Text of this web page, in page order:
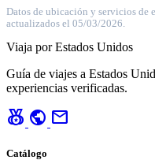
Datos de ubicación y servicios de
actualizados el 05/03/2026.
Viaja por Estados Unidos
Guía de viajes a Estados
experiencias verificadas.
social_leaderboard public mail
Catálogo